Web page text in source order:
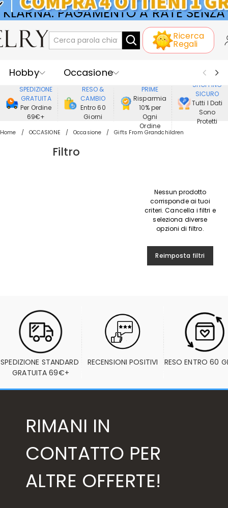
KLARNA: PAGAMENTO A RATE SENZA
INTERESSI
Ricerca
Regali
Hobby
Occasione
Ricevente
Best Seller
Nuovi
Gioielli
Casa&Vita
Abbigliamento
SPEDIZIONE
GRATUITA
Per Ordine
69€+
RESO &
CAMBIO
Entro 60
Giorni
PRIME
Risparmia
10% per
Ogni
Ordine
SHOPPING
SICURO
Tutti I Dati
Sono
Protetti
Home OCCASIONE Occasione Gifts From Grandchildren
Filtro
Nessun prodotto
corrisponde ai tuoi
criteri. Cancella i filtri e
seleziona diverse
opzioni di filtro.
Reimposta filtri
SPEDIZIONE STANDARD
GRATUITA 69€+
RECENSIONI POSITIVI RESO ENTRO 60
RIMANI IN
CONTATTO PER
ALTRE OFFERTE!